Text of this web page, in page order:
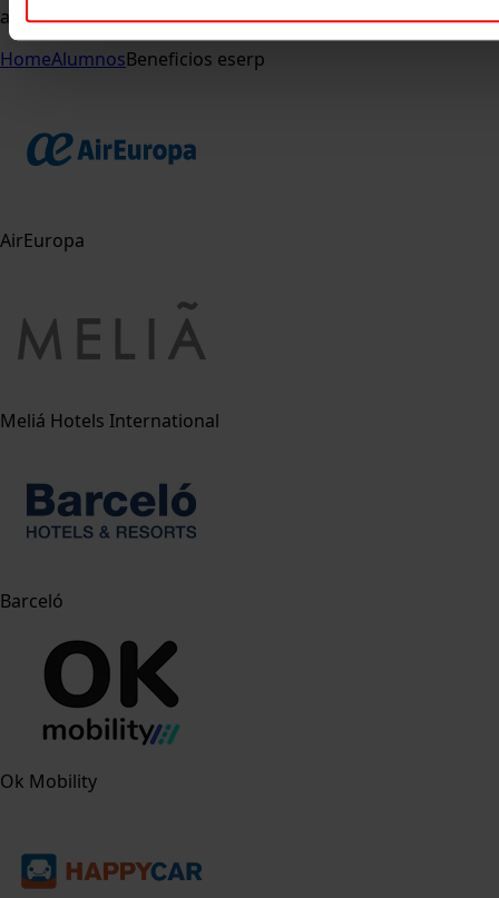
aprovechar.
HomeAlumnosBeneficios eserp
AirEuropa
Meliá Hotels International
Barceló
Ok Mobility